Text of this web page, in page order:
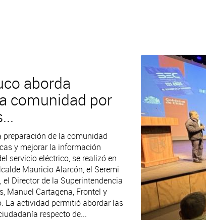
aborda
comunidad por
preparación de la comunidad
y mejorar la información
servicio eléctrico, se realizó en
Mauricio Alarcón, el Seremi
Director de la Superintendencia
Manuel Cartagena, Frontel y
La actividad permitió abordar las
respecto de...